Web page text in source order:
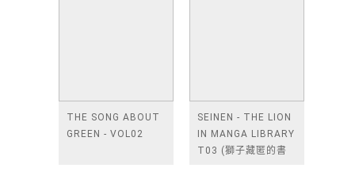
THE SONG ABOUT
GREEN - VOL02
SEINEN - THE LION
IN MANGA LIBRARY
T03 (獅子藏匿的書